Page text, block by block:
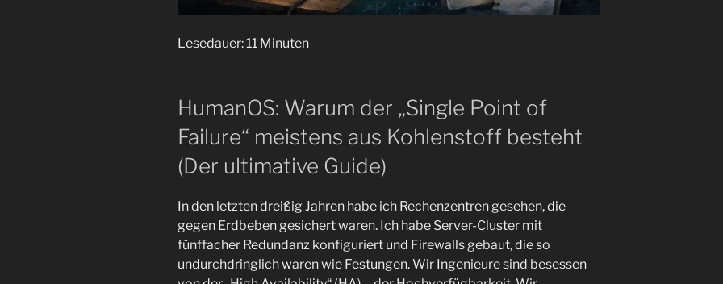
Lesedauer:11 Minuten
HumanOS: Warum der „Single Point of
Failure“ meistens aus Kohlenstoff besteht
(Der ultimative Guide)
In den letzten dreißig Jahren habe ich Rechenzentren gesehen, die
gegen Erdbeben gesichert waren. Ich habe Server-Cluster mit
fünffacher Redundanz konfiguriert und Firewalls gebaut, die so
undurchdringlich waren wie Festungen. Wir Ingenieure sind besessen